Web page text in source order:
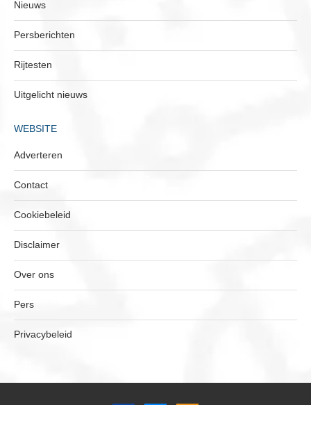
Nieuws
Persberichten
Rijtesten
Uitgelicht nieuws
WEBSITE
Adverteren
Contact
Cookiebeleid
Disclaimer
Over ons
Pers
Privacybeleid